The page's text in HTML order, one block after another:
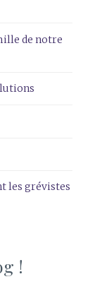
de notre
les grévistes
!